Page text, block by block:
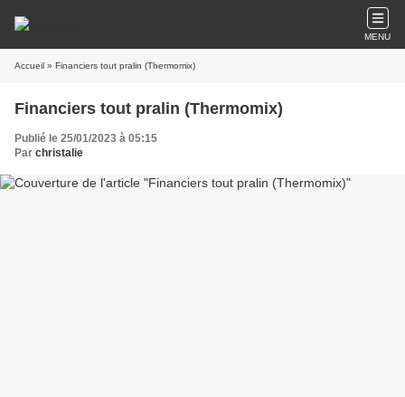
MENU
Accueil » Financiers tout pralin (Thermomix)
Financiers tout pralin (Thermomix)
Publié le 25/01/2023 à 05:15
Par christalie